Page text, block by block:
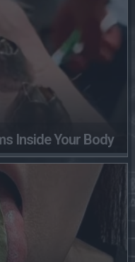
Inside Your Body